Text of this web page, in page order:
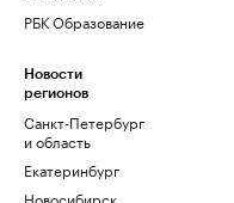
РБК Образование
Новости
регионов
Санкт-Петербург
и область
Екатеринбург
Новосибирск